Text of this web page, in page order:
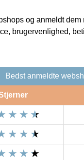
og anmeldt dem
brugervenlighed,
Bedst anmeldte